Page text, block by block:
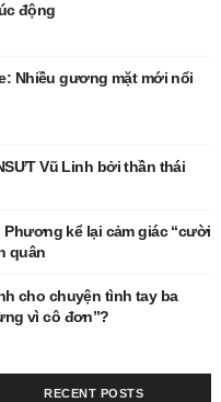
động
Nhiều gương mặt mới nổi
Vũ Linh bởi thần thái
Phương kể lại cảm giác “cười
quân
cho chuyện tình tay ba
vì cô đơn”?
RECENT POSTS